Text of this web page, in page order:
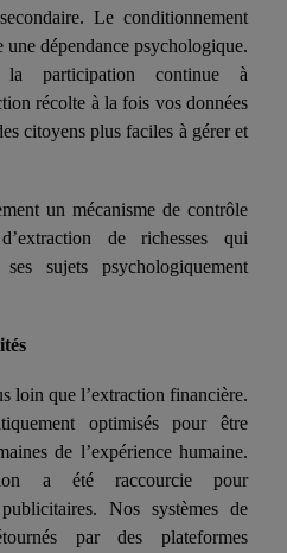
Le conditionnement
dépendance psychologique.
la participation continue à
récolte à la fois vos données
citoyens plus faciles à gérer et
un mécanisme de contrôle
de richesses qui
sujets psychologiquement
loin que l’extraction financière.
optimisés pour être
de l’expérience humaine.
a été raccourcie pour
Nos systèmes de
par des plateformes